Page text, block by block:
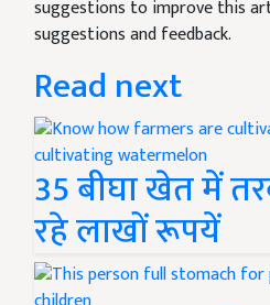
suggestions to improve this
suggestions and feedback.
Read next
35 बीघा खेत में
रहे लाखों रूपयें